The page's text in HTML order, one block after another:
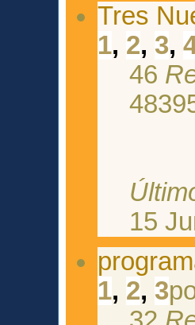
Tres
1, 2, 3,
46
15
1, 2, 3